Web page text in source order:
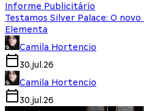
Informe Publicitário
Testamos Silver Palace: O
Elementa
Camila Hortencio
30.jul.26
Camila Hortencio
30.jul.26